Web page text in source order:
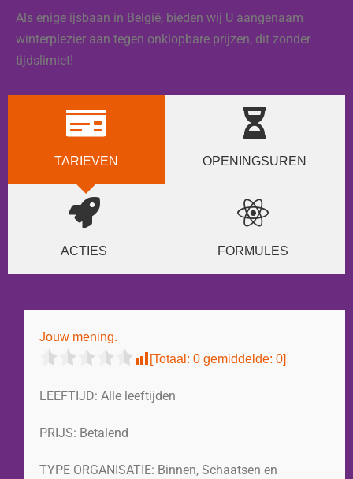
Als enige ijsbaan in België, bieden wij U aangenaam
winterplezier aan tegen onklopbare prijzen, dit zonder
tijdslimiet!
TARIEVEN OPENINGSUREN
ACTIES FORMULES
Jouw mening.
[Totaal: 0 gemiddelde: 0]
LEEFTIJD: Alle leeftijden
PRIJS: Betalend
TYPE ORGANISATIE: Binnen, Schaatsen en